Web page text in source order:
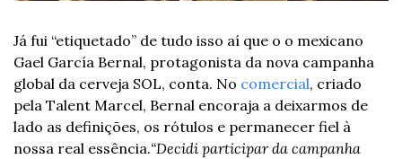
Já fui “etiquetado” de tudo isso aí que o o mexicano
Gael García Bernal, protagonista da nova campanha
global da cerveja SOL, conta. No comercial, criado
pela Talent Marcel, Bernal encoraja a deixarmos de
lado as definições, os rótulos e permanecer fiel à
nossa real essência.“Decidi participar da campanha